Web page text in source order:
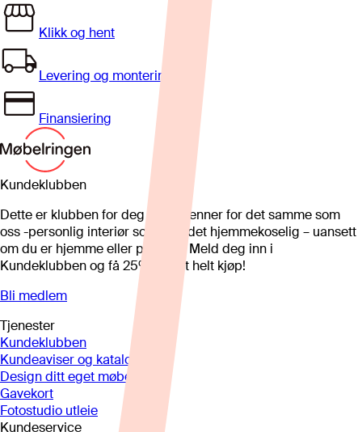
Klikk og hent
Levering og montering
Finansiering
Kundeklubben
Dette er klubben for deg som brenner for det samme som
oss -personlig interiør som gjør det hjemmekoselig – uansett
om du er hjemme eller på hytta. Meld deg inn i
Kundeklubben og få 25%* på et helt kjøp!
Bli medlem
Tjenester
Kundeklubben
Kundeaviser og kataloger
Design ditt eget møbel
Gavekort
Fotostudio utleie
Kundeservice